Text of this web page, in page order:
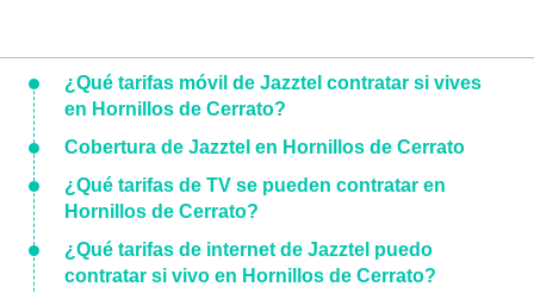
¿Qué tarifas móvil de Jazztel contratar si vives
en Hornillos de Cerrato?
Cobertura de Jazztel en Hornillos de Cerrato
¿Qué tarifas de TV se pueden contratar en
Hornillos de Cerrato?
¿Qué tarifas de internet de Jazztel puedo
contratar si vivo en Hornillos de Cerrato?